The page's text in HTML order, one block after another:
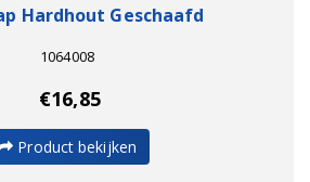
Hardhout Geschaafd
1064008
€16,85
Product bekijken